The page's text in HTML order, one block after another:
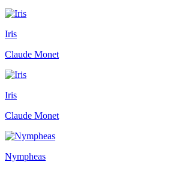
Iris
Claude Monet
Iris
Claude Monet
Nympheas